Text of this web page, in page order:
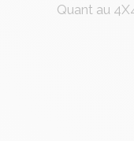
Quant au